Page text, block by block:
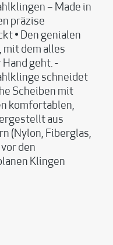
– Made in
präzise
• Den genialen
mit dem alles
geht. -
schneidet
Scheiben mit
komfortablen,
aus
(Nylon, Fiberglas,
den
Klingen